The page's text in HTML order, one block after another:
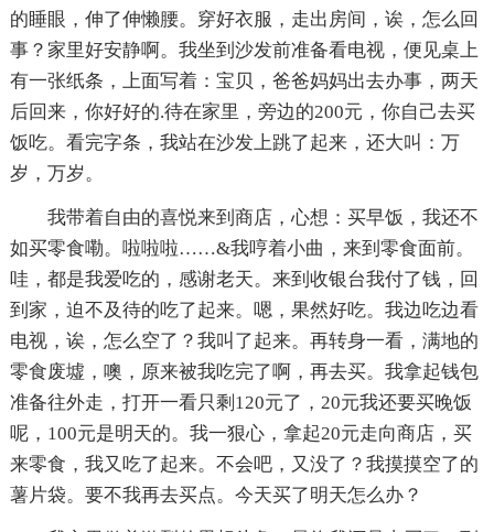
的睡眼，伸了伸懒腰。穿好衣服，走出房间，诶，怎么回
事？家里好安静啊。我坐到沙发前准备看电视，便见桌上
有一张纸条，上面写着：宝贝，爸爸妈妈出去办事，两天
后回来，你好好的.待在家里，旁边的200元，你自己去买
饭吃。看完字条，我站在沙发上跳了起来，还大叫：万
岁，万岁。
我带着自由的喜悦来到商店，心想：买早饭，我还不
如买零食嘞。啦啦啦……&我哼着小曲，来到零食面前。
哇，都是我爱吃的，感谢老天。来到收银台我付了钱，回
到家，迫不及待的吃了起来。嗯，果然好吃。我边吃边看
电视，诶，怎么空了？我叫了起来。再转身一看，满地的
零食废墟，噢，原来被我吃完了啊，再去买。我拿起钱包
准备往外走，打开一看只剩120元了，20元我还要买晚饭
呢，100元是明天的。我一狠心，拿起20元走向商店，买
来零食，我又吃了起来。不会吧，又没了？我摸摸空了的
薯片袋。要不我再去买点。今天买了明天怎么办？